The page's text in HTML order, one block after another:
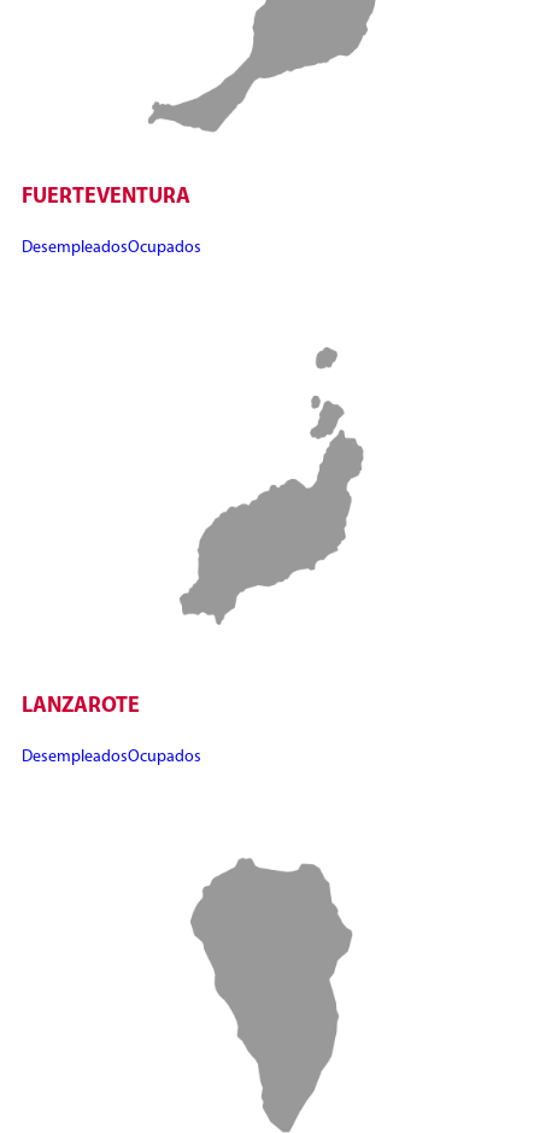
FUERTEVENTURA
DesempleadosOcupados
LANZAROTE
DesempleadosOcupados